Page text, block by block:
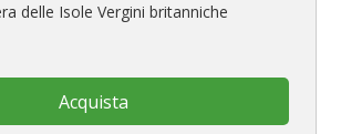
delle Isole Vergini britanniche
Acquista